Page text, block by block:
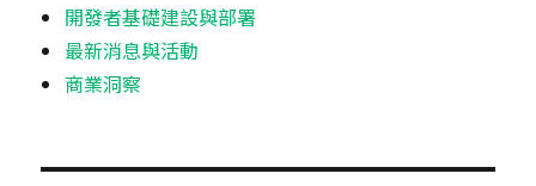
開發者基礎建設與部署
最新消息與活動
商業洞察